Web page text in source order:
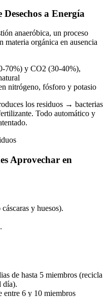
a Energía
anaeróbica, un proceso
materia orgánica en ausencia
70%) y CO2 (30-40%),
nitrógeno, fósforo y potasio
los residuos → bacterias
Todo automático y
Aprovechar en
y huesos).
de hasta 5 miembros (recicla
día).
entre 6 y 10 miembros